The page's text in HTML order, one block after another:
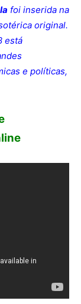
foi inserida na
original.
está
e políticas,